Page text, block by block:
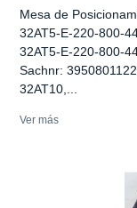
Mesa de
32AT5-E-220-800-
32AT5-E-220-800-
Sachnr:
32AT10,...
Ver más